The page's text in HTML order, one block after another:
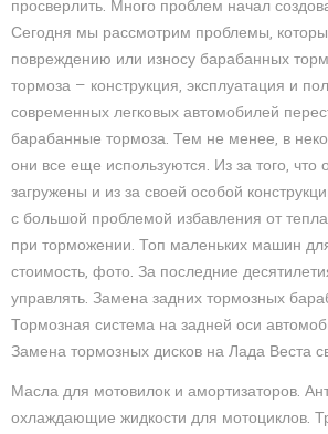
просверлить. Много проблем начал
Сегодня мы рассмотрим проблемы,
повреждению или износу барабанных
тормоза — конструкция, эксплуатация и
современных легковых автомобилей
барабанные тормоза. Тем не менее, в
они все еще используются. Из за того, что
загружены и из за своей особой
с большой проблемой избавления от
при торможении. Топ маленьких машин
стоимость, фото. За последние
управлять. Замена задних тормозных
Тормозная система на задней оси
Замена тормозных дисков на Лада Веста
Масла для мотовилок и амортизаторов.
охлаждающие жидкости для мотоциклов.